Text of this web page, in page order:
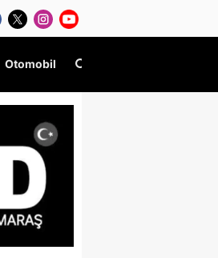
Otomobil